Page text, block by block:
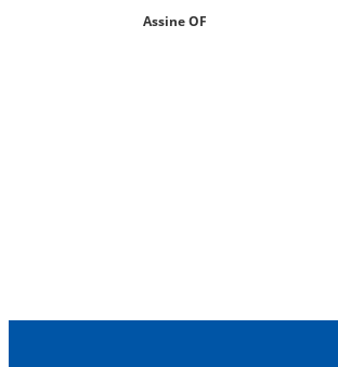
Assine OF